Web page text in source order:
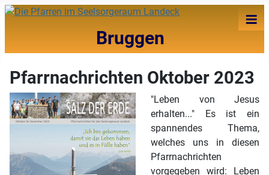
Bruggen
≡
Pfarrnachrichten Oktober 2023
"Leben von Jesus
erhalten..." Es ist ein
spannendes Thema,
welches uns in diesen
Pfarrnachrichten
vorgegeben wird: Leben